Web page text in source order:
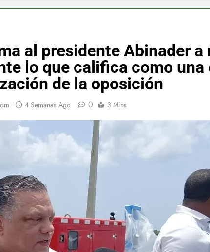
al presidente Abinader a
lo que califica como una
de la oposición
4 Semanas Ago 0 3 Mins